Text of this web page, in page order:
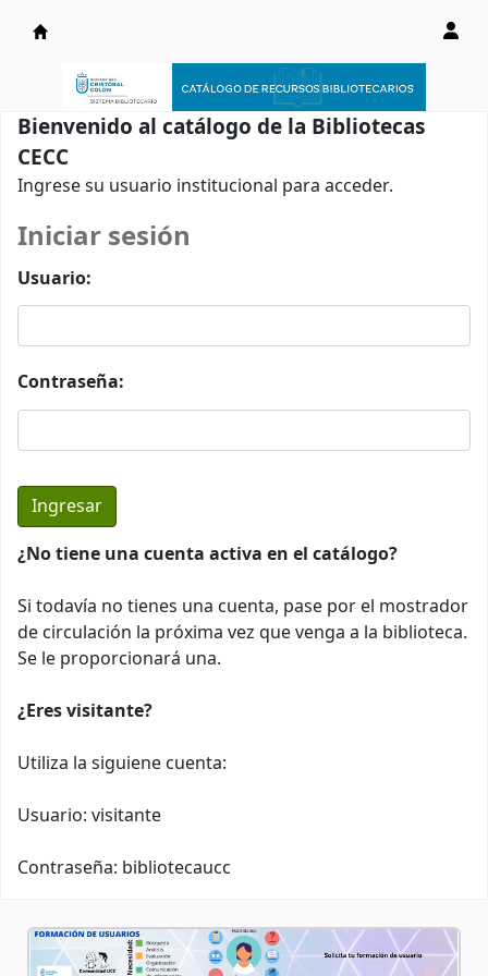
Catálogo en línea
Bienvenido al catálogo de la Bibliotecas
CECC
Ingrese su usuario institucional para acceder.
Iniciar sesión
Usuario:
Contraseña:
¿No tiene una cuenta activa en el catálogo?
Si todavía no tienes una cuenta, pase por el mostrador
de circulación la próxima vez que venga a la biblioteca.
Se le proporcionará una.
¿Eres visitante?
Utiliza la siguiene cuenta:
Usuario: visitante
Contraseña: bibliotecaucc